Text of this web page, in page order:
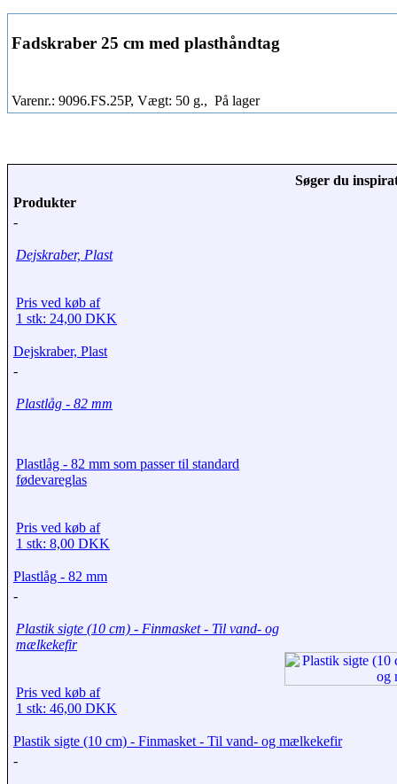
Fadskraber 25 cm med plasthåndtag
Varenr.: 9096.FS.25P, Vægt: 50 g., På lager
Søger du
Produkter
-
Dejskraber, Plast
Pris ved køb af
1 stk: 24,00 DKK
Dejskraber, Plast
-
Plastlåg - 82 mm
Plastlåg - 82 mm som passer til standard
fødevareglas
Pris ved køb af
1 stk: 8,00 DKK
Plastlåg - 82 mm
-
Plastik sigte (10 cm) - Finmasket - Til vand- og
mælkekefir
Pris ved køb af
1 stk: 46,00 DKK
Plastik sigte (10 cm) - Finmasket - Til vand- og mælkekefir
-